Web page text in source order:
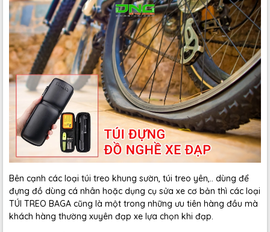
Bên cạnh các loại túi treo khung sườn, túi treo yên,.. dùng để
đựng đồ dùng cá nhân hoặc dụng cụ sửa xe cơ bản thì các loại
TÚI TREO BAGA cũng là một trong những ưu tiên hàng đầu mà
khách hàng thường xuyên đạp xe lựa chọn khi đạp.